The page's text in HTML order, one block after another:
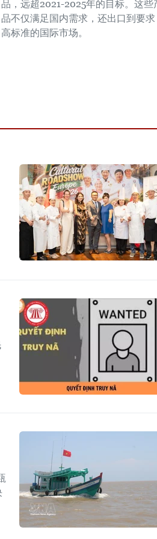
品，远超2021-2025年的目标。这些
品不仅满足国内需求，还出口到要求
高标准的国际市场。